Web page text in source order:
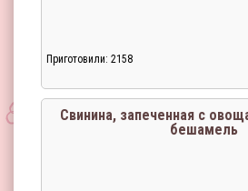
Приготовили: 2158
Свинина, запеченная с
бешамель